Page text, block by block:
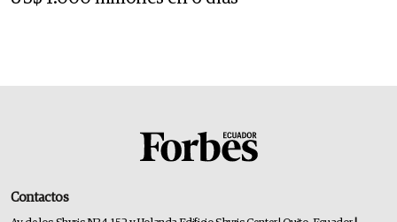
Contactos